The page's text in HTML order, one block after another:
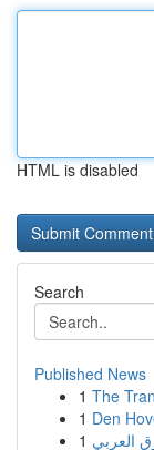
HTML is disabled
Search
Published News
1 The
1 Den
1 العربي